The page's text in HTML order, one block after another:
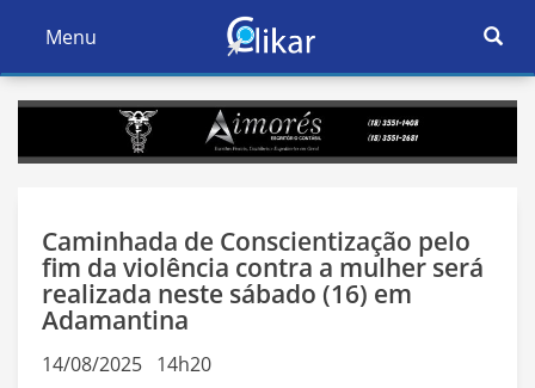
Ativar
Navegação
Menu
Ativar
Caminhada de Conscientização pelo
fim da violência contra a mulher será
realizada neste sábado (16) em
Adamantina
14/08/2025 14h20